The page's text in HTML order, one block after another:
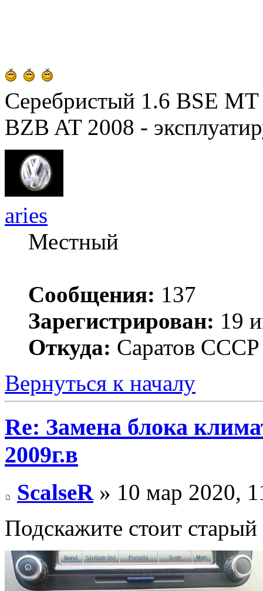
Серебристый 1.6 BSE
BZB AT 2008 -
aries
Местный
Сообщения: 137
Зарегистрирован: 19
Откуда: Саратов
Вернуться к началу
Re: Замена блока
2009г.в
ScalseR» 10 мар 2020,
Подскажите стоит